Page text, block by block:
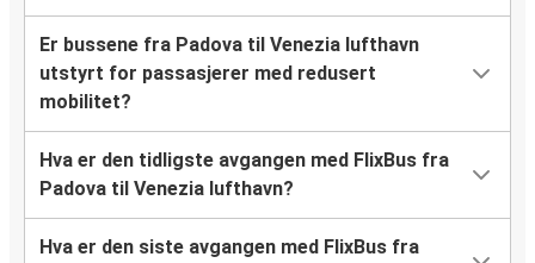
Er bussene fra Padova til Venezia lufthavn
utstyrt for passasjerer med redusert
mobilitet?
Hva er den tidligste avgangen med FlixBus fra
Padova til Venezia lufthavn?
Hva er den siste avgangen med FlixBus fra